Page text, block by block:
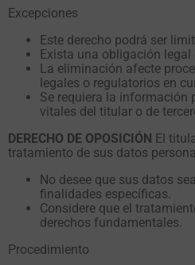
Excepciones
Este derecho podrá ser
Exista una obligación
La eliminación afecte
legales o regulatorios en
Se requiera la información
vitales del titular o de
DERECHO DE OPOSICIÓN El
tratamiento de sus datos
No desee que sus datos
finalidades específicas.
Considere que el
derechos fundamentales.
Procedimiento